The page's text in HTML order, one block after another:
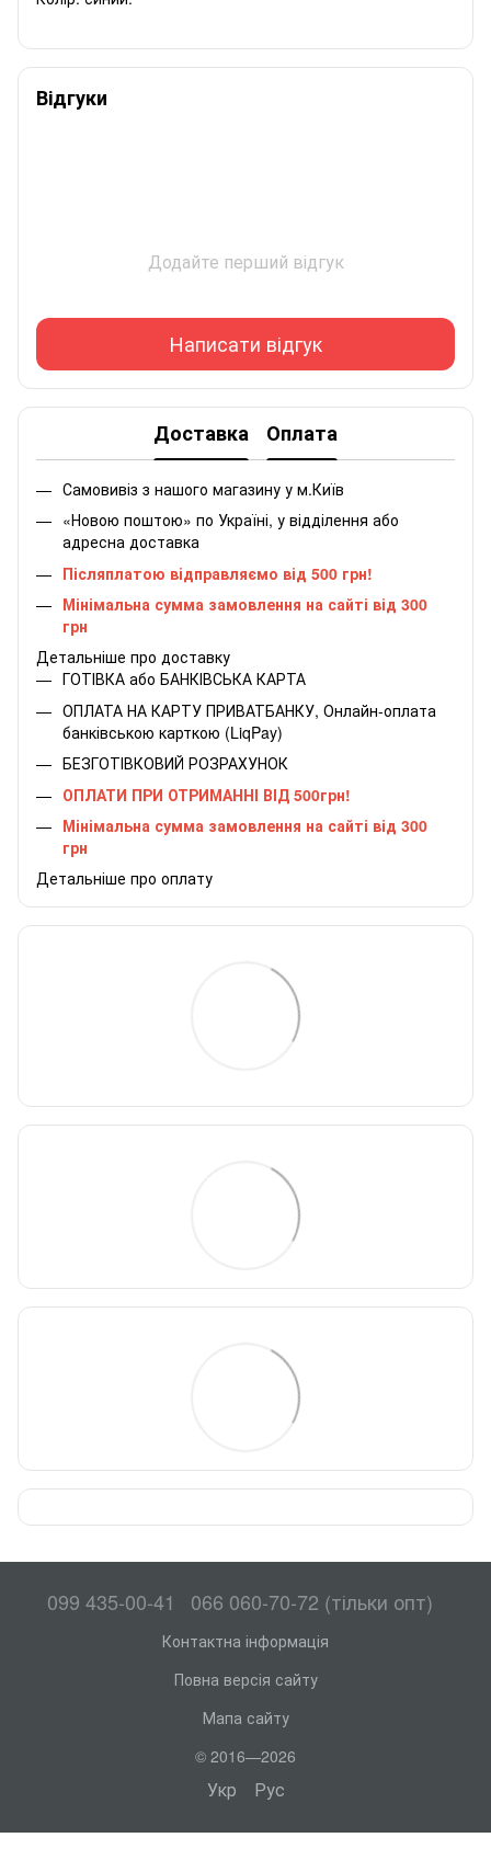
Відгуки
Додайте перший відгук
Написати відгук
Доставка Оплата
Самовивіз з нашого магазину у м.Київ
«Новою поштою» по Україні, у відділення або
адресна доставка
Післяплатою відправляємо від 500 грн!
Мінімальна сумма замовлення на сайті від 300
грн
Детальніше про доставку
ГОТІВКА або БАНКІВСЬКА КАРТА
ОПЛАТА НА КАРТУ ПРИВАТБАНКУ, Онлайн-оплата
банківською карткою (LiqPay)
БЕЗГОТІВКОВИЙ РОЗРАХУНОК
ОПЛАТИ ПРИ ОТРИМАННІ ВІД 500грн!
Мінімальна сумма замовлення на сайті від 300
грн
Детальніше про оплату
099 435-00-41 066 060-70-72 (тільки опт)
Контактна інформація
Повна версія сайту
Мапа сайту
© 2016—2026
Укр Рус